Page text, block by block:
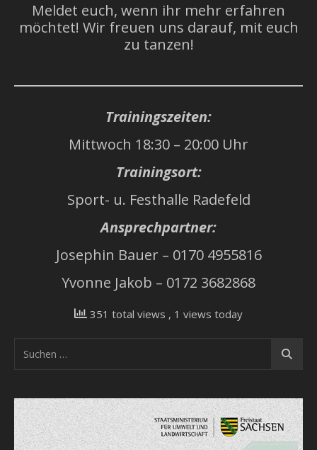
Meldet euch, wenn ihr mehr erfahren
möchtet! Wir freuen uns darauf, mit euch
zu tanzen!
Trainingszeiten:
Mittwoch 18:30 – 20:00 Uhr
Trainingsort:
Sport- u. Festhalle Radefeld
Ansprechpartner:
Josephin Bauer – 0170 4955816
Yvonne Jakob – 0172 3682868
351 total views , 1 views today